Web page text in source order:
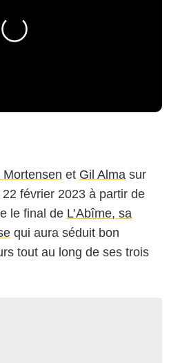
Mortensen et Gil Alma sur
février 2023 à partir de
le final de L’Abîme, sa
qui aura séduit bon
tout au long de ses trois